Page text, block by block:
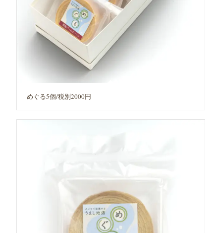
めぐる5個/税別2000円